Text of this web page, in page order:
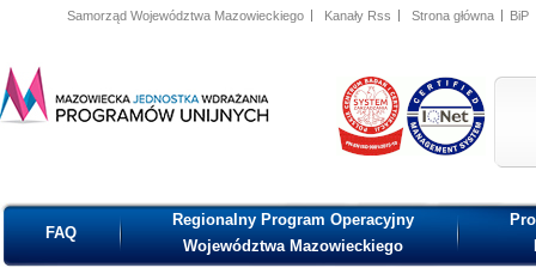
Samorząd Województwa Mazowieckiego Kanały Rss Strona główna BiP
IQNet
ISO
MAZOWIECKA JEDNOSTKA
WDRAŻANIA PROGRAMÓW
FAQ
Regionalny Program Operacyjny
Województwa Mazowieckiego